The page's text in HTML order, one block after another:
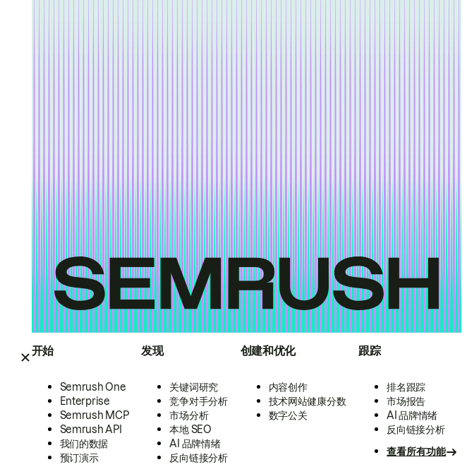
开始
Semrush One
Enterprise
Semrush MCP
Semrush API
我们的数据
预订演示
发现
关键词研究
竞争对手分析
市场分析
本地 SEO
AI 品牌情绪
反向链接分析
创建和优化
内容创作
技术网站健康分数
数字公关
跟踪
排名跟踪
市场报告
AI 品牌情绪
反向链接分析
查看所有功能